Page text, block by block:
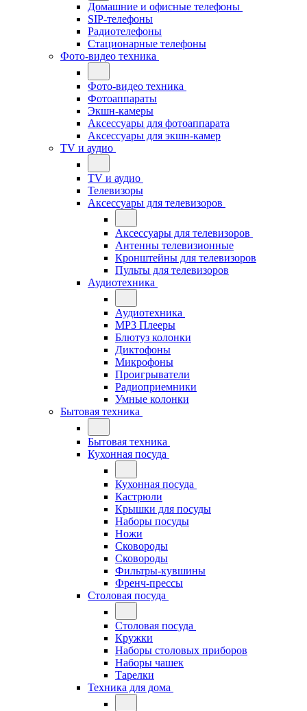
Домашние и офисные телефоны
SIP-телефоны
Радиотелефоны
Стационарные телефоны
Фото-видео техника
Фото-видео техника
Фотоаппараты
Экшн-камеры
Аксессуары для фотоаппарата
Аксессуары для экшн-камер
TV и аудио
TV и аудио
Телевизоры
Аксессуары для телевизоров
Аксессуары для телевизоров
Антенны телевизионные
Кронштейны для телевизоров
Пульты для телевизоров
Аудиотехника
Аудиотехника
MP3 Плееры
Блютуз колонки
Диктофоны
Микрофоны
Проигрыватели
Радиоприемники
Умные колонки
Бытовая техника
Бытовая техника
Кухонная посуда
Кухонная посуда
Кастрюли
Крышки для посуды
Наборы посуды
Ножи
Сковороды
Сковороды
Фильтры-кувшины
Френч-прессы
Столовая посуда
Столовая посуда
Кружки
Наборы столовых приборов
Наборы чашек
Тарелки
Техника для дома